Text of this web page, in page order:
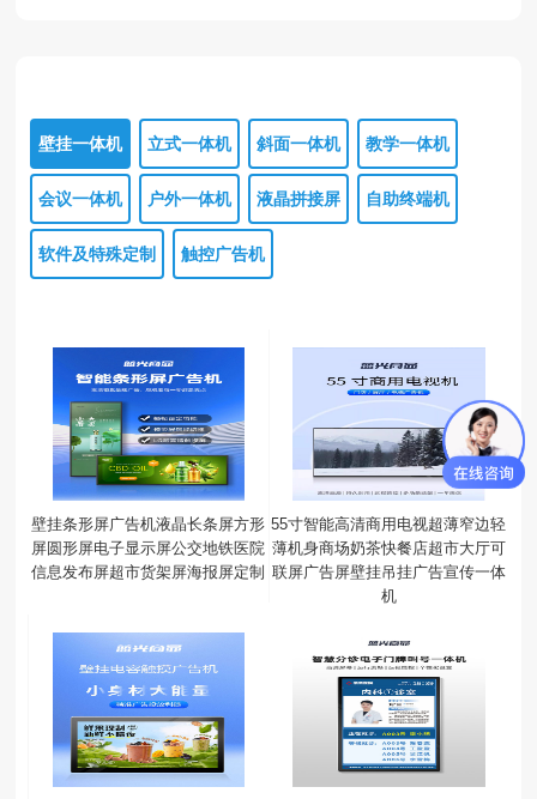
壁挂一体机 立式一体机 斜面一体机 教学一体机
会议一体机 户外一体机 液晶拼接屏 自助终端机
软件及特殊定制 触控广告机
壁挂条形屏广告机液晶长条屏方形
屏圆形屏电子显示屏公交地铁医院
信息发布屏超市货架屏海报屏定制
55寸智能高清商用电视超薄窄边轻
薄机身商场奶茶快餐店超市大厅可
联屏广告屏壁挂吊挂广告宣传一体
机